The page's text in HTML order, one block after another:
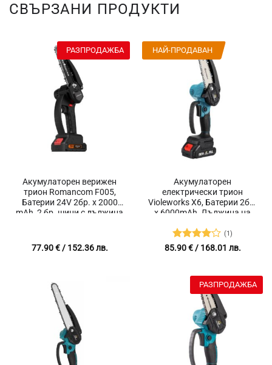
СВЪРЗАНИ ПРОДУКТИ
Акумулаторен верижен
трион Romancom F005,
Батерии 24V 2бр. х 2000
mAh, 2 бр. шини с дължина
клони, храсти и мека
дървесина, Об/мин 20000
77.90€/ 152.36 лв.
РАЗПРОДАЖБА
Акумулаторен
електрически трион
Violeworks X6, Батерии 2бр.
х 6000mAh, Дължина на
дървесина, Предпазител,
Индикатор за батерията,
Мини
Оценено
(1)
85.90€/ 168.01 лв.
НАЙ-ПРОДАВАН
РАЗПРОДАЖБА